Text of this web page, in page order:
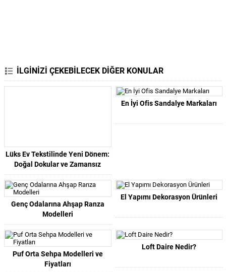
İLGİNİZİ ÇEKEBİLECEK DİĞER KONULAR
Lüks Ev Tekstilinde Yeni Dönem:
Doğal Dokular ve Zamansız
Tasarımlar
En İyi Ofis Sandalye Markaları
Genç Odalarına Ahşap Ranza
Modelleri
El Yapımı Dekorasyon Ürünleri
Puf Orta Sehpa Modelleri ve
Fiyatları
Loft Daire Nedir?